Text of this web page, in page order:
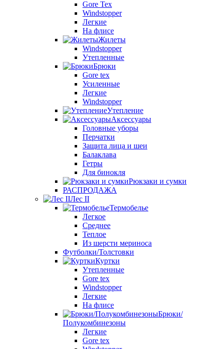
Gore Tex
Windstopper
Легкие
На флисе
Жилеты
Windstopper
Утепленные
Брюки
Gore tex
Усиленные
Легкие
Windstopper
Утепление
Аксессуары
Головные уборы
Перчатки
Защита лица и шеи
Балаклава
Гетры
Для бинокля
Рюкзаки и сумки
РАСПРОДАЖА
Лес II
Термобелье
Легкое
Среднее
Теплое
Из шерсти мериноса
Футболки/Толстовки
Куртки
Утепленные
Gore tex
Windstopper
Легкие
На флисе
Брюки/
Полукомбинезоны
Легкие
Gore tex